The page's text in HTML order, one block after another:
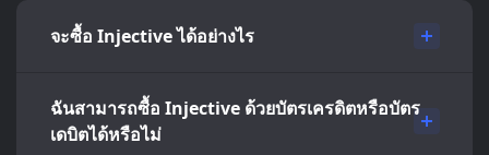
จะซื้อ Injective ได้อย่างไร
ฉันสามารถซื้อ Injective ด้วยบัตรเครดิตหรือบัตร
เดบิตได้หรือไม่